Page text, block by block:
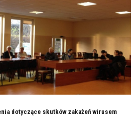
dotyczące skutków zakażeń wirusem